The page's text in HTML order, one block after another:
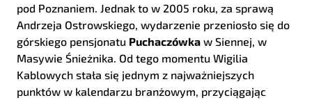
pod Poznaniem. Jednak to w 2005 roku, za sprawą
Andrzeja Ostrowskiego, wydarzenie przeniosło się do
górskiego pensjonatu Puchaczówka w Siennej, w
Masywie Śnieżnika. Od tego momentu Wigilia
Kablowych stała się jednym z najważniejszych
punktów w kalendarzu branżowym, przyciągając